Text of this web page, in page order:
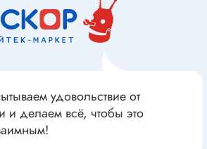
удовольствие от
делаем всё, чтобы это